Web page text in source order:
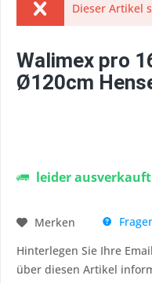
Dieser Artikel
Walimex pro
Ø120cm
leider ausverkauft
Merken
Hinterlegen Sie Ihre
über diesen Artikel